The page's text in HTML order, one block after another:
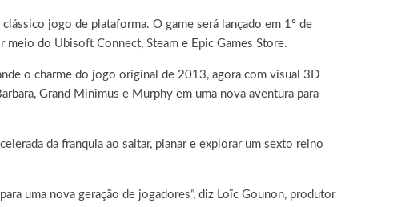
clássico jogo de plataforma. O game será lançado em 1º de
do Ubisoft Connect, Steam e Epic Games Store.
o charme do jogo original de 2013, agora com visual 3D
Grand Minimus e Murphy em uma nova aventura para
da franquia ao saltar, planar e explorar um sexto reino
uma nova geração de jogadores”, diz Loïc Gounon, produtor